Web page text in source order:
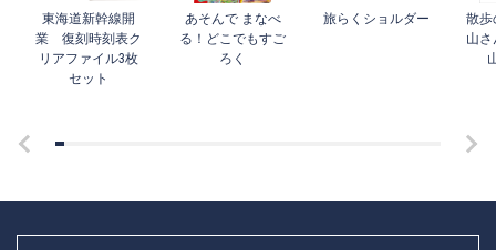
東海道新幹線開
業 復刻時刻表ク
リアファイル3枚
セット
あそんで まなべ
る！どこでもすご
ろく
旅らくショルダー
散歩
山さ